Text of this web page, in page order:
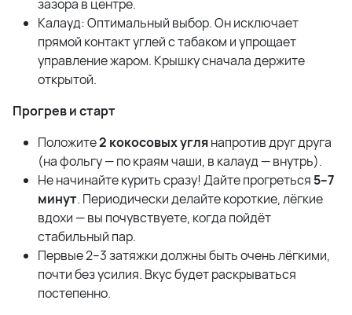
зазора в центре.
Калауд: Оптимальный выбор. Он исключает
прямой контакт углей с табаком и упрощает
управление жаром. Крышку сначала держите
открытой.
Прогрев и старт
Положите2 кокосовых углянапротив друг друга
(на фольгу — по краям чаши, в калауд — внутрь).
Не начинайте курить сразу! Дайте прогреться 5–7
минут. Периодически делайте короткие, лёгкие
вдохи — вы почувствуете, когда пойдёт
стабильный пар.
Первые 2–3 затяжки должны быть очень лёгкими,
почти без усилия. Вкус будет раскрываться
постепенно.